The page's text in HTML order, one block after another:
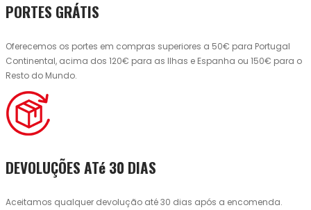
PORTES GRÁTIS
Oferecemos os portes em compras superiores a 50€ para Portugal
Continental, acima dos 120€ para as Ilhas e Espanha ou 150€ para o
Resto do Mundo.
DEVOLUÇÕES ATé 30 DIAS
Aceitamos qualquer devolução até 30 dias após a encomenda.